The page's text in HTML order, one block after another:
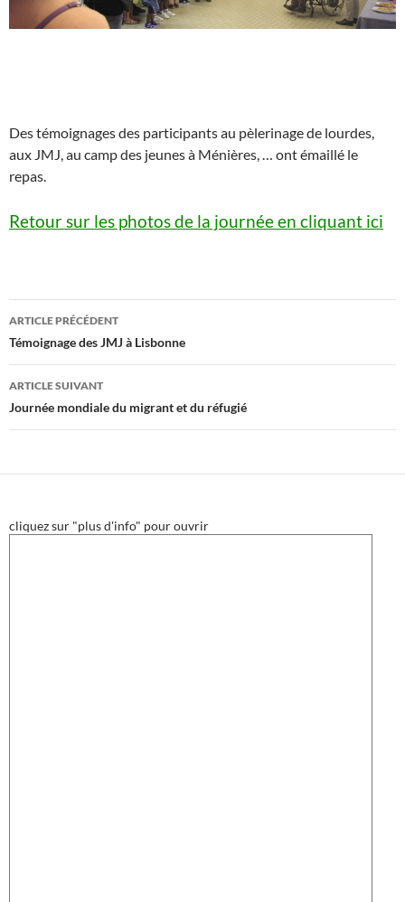
Des témoignages des participants au pèlerinage de lourdes,
aux JMJ, au camp des jeunes à Ménières, … ont émaillé le
repas.
Retour sur les photos de la journée en cliquant ici
Navigation
des
articles
ARTICLE PRÉCÉDENT
Témoignage des JMJ à Lisbonne
ARTICLE SUIVANT
Journée mondiale du migrant et du réfugié
cliquez sur "plus d'info" pour ouvrir